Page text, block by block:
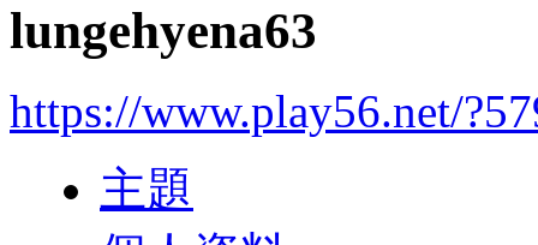
lungehyena63
https://www.play56.net/
主題